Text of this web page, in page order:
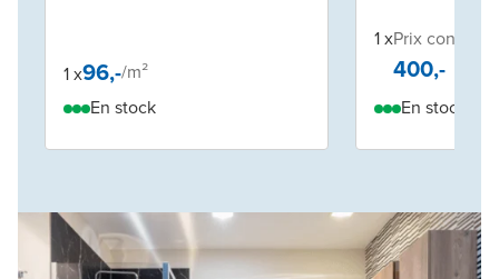
1 x96,-/m²
En stock
1 xPrix
400,-
En stock